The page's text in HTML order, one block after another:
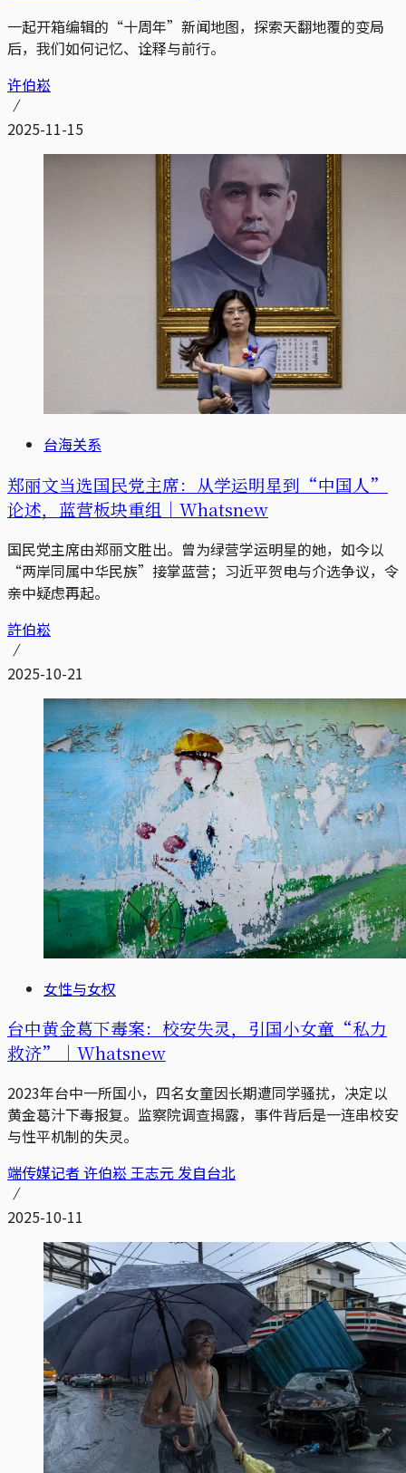
一起开箱编辑的“十周年”新闻地图，探索天翻地覆的变局
后，我们如何记忆、诠释与前行。
许伯崧
2025-11-15
台海关系
郑丽文当选国民党主席：从学运明星到“中国人”
论述，蓝营板块重组｜Whatsnew
国民党主席由郑丽文胜出。曾为绿营学运明星的她，如今以
“两岸同属中华民族”接掌蓝营；习近平贺电与介选争议，令
亲中疑虑再起。
許伯崧
2025-10-21
女性与女权
台中黄金葛下毒案：校安失灵，引国小女童“私力
救济”｜Whatsnew
2023年台中一所国小，四名女童因长期遭同学骚扰，决定以
黄金葛汁下毒报复。监察院调查揭露，事件背后是一连串校安
与性平机制的失灵。
端传媒记者 许伯崧 王志元 发自台北
2025-10-11